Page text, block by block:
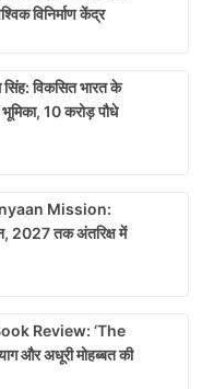
विनिर्माण केंद्र
सिंह: विकसित भारत के
10 करोड़ पौधे
Mission:
2027 तक अंतरिक्ष में
Review: ‘The
और अधूरी मोहब्बत की